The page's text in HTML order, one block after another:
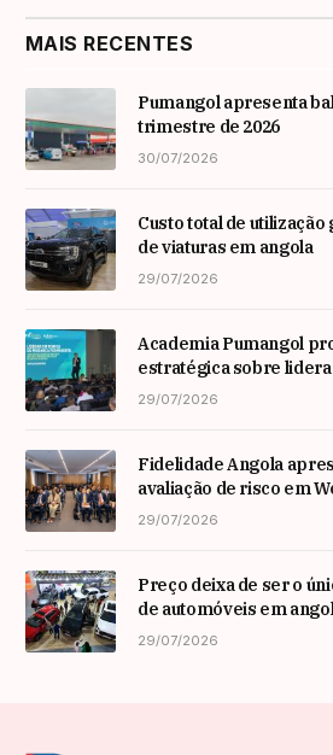
MAIS RECENTES
Pumangol apresenta
trimestre de 2026
30/07/2026
Custo total de utilização
de viaturas em angola
29/07/2026
Academia Pumangol
estratégica sobre
especialista
29/07/2026
Fidelidade Angola
avaliação de risco em
29/07/2026
Preço deixa de ser o
de automóveis em
29/07/2026